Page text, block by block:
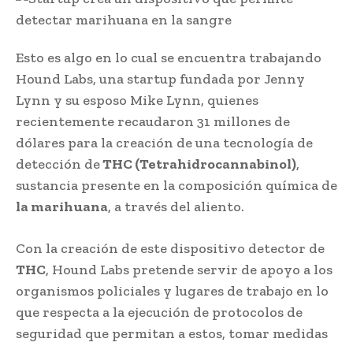
Esto es algo en lo cual se encuentra trabajando
Hound Labs, una startup fundada por Jenny
Lynn y su esposo Mike Lynn, quienes
recientemente recaudaron 31 millones de
dólares para la creación de una tecnología de
detección deTHC (Tetrahidrocannabinol),
sustancia presente en la composición química de
la marihuana, a través del aliento.
Con la creación de este dispositivo detector de
THC, Hound Labs pretende servir de apoyo a los
organismos policiales y lugares de trabajo en lo
que respecta a la ejecución de protocolos de
seguridad que permitan a estos, tomar medidas